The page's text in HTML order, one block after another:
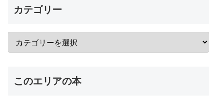
カテゴリー
このエリアの本